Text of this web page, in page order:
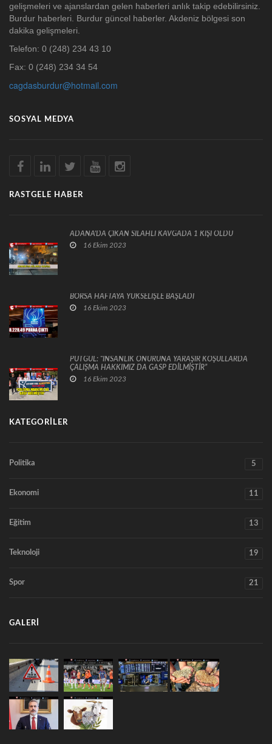
gelişmeleri ve ajanslardan gelen haberleri anlık takip edebilirsiniz.
Burdur haberleri. Burdur güncel haberler. Akdeniz bölgesi son
dakika gelişmeleri.
Telefon: 0 (248) 234 43 10
Fax: 0 (248) 234 34 54
cagdasburdur@hotmail.com
SOSYAL MEDYA
RASTGELE HABER
ADANA'DA ÇIKAN SİLAHLI KAVGADA 1 KİŞİ ÖLDÜ
16 Ekim 2023
BORSA HAFTAYA YÜKSELİŞLE BAŞLADI
16 Ekim 2023
PUTGÜL: “İNSANLIK ONURUNA YARAŞIR KOŞULLARDA
ÇALIŞMA HAKKIMIZ DA GASP EDİLMİŞTİR”
16 Ekim 2023
KATEGORILER
Politika 5
Ekonomi 11
Eğitim 13
Teknoloji 19
Spor 21
GALERI